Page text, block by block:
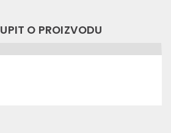
UPIT O PROIZVODU